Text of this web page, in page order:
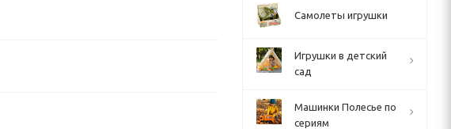
Самолеты игрушки
Игрушки в детский
сад
Машинки Полесье по
сериям